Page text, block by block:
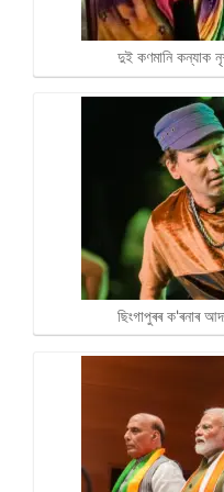
দুই কণমানি কন্যাক
ছিংগাপুৰৰ ক'ৰনাৰ